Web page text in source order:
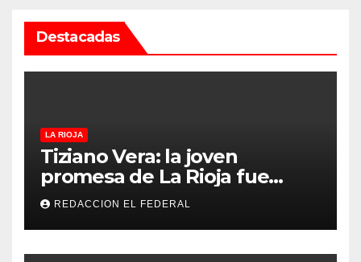
Destacadas
LA RIOJA
Tiziano Vera: la joven
promesa de La Rioja fue
convocado a la Selección
Argentina sub-15
REDACCION EL FEDERAL